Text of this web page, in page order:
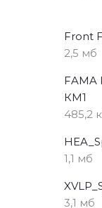
Front
2,5 мб
FAMA
КМ1
485,2
1,1 мб
3,1 мб